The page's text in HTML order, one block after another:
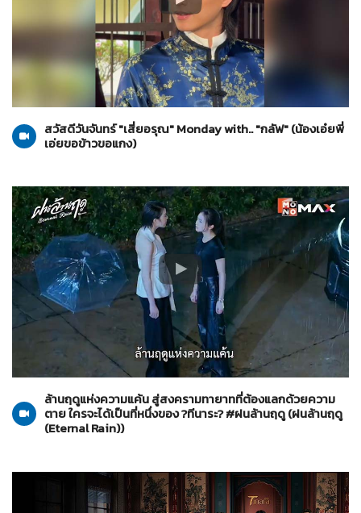
18-05-2569
น้องเอ๋ยพี่เอ่ยขอข้าวขอแกง
สวัสดีวันจันทร์ "เสี่ยอรุณ" Monday with.. "กลัฟ" (น้องเอ๋ยพี่
เอ่ยขอข้าวขอแกง)
11-05-2569
ฝนล้านฤดู (Eternal Rain)
ล้านฤดูแห่งความแค้น สู่สงครามทายาทที่ต้องแลกด้วยความ
ตาย ใครจะได้เป็นที่หนึ่งของ ?ทีนาระ? #ฝนล้านฤดู (ฝนล้านฤดู
(Eternal Rain))